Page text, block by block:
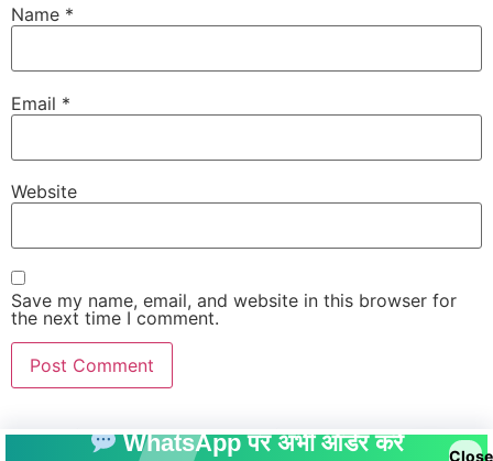
Name *
Email *
Website
Save my name, email, and website in this browser for
the next time I comment.
WhatsApp पर अभी ऑर्डर करें Close